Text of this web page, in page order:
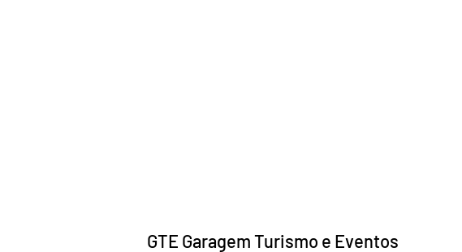
GTE Garagem Turismo e Eventos